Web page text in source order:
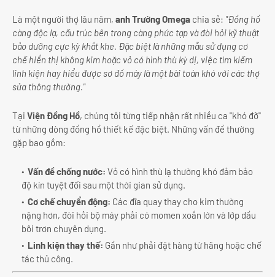
Là một người thợ lâu năm, anh Trường Omega chia sẻ: "Đồng hồ
càng độc lạ, cấu trúc bên trong càng phức tạp và đòi hỏi kỹ thuật
bảo dưỡng cực kỳ khắt khe. Đặc biệt là những mẫu sử dụng cơ
chế hiển thị không kim hoặc vỏ có hình thù kỳ dị, việc tìm kiếm
linh kiện hay hiểu được sơ đồ máy là một bài toán khó với các thợ
sửa thông thường."
Tại Viện Đồng Hồ, chúng tôi từng tiếp nhận rất nhiều ca "khó đỡ"
từ những dòng đồng hồ thiết kế đặc biệt. Những vấn đề thường
gặp bao gồm:
Vấn đề chống nước: Vỏ có hình thù lạ thường khó đảm bảo
độ kín tuyệt đối sau một thời gian sử dụng.
Cơ chế chuyển động: Các đĩa quay thay cho kim thường
nặng hơn, đòi hỏi bộ máy phải có momen xoắn lớn và lớp dầu
bôi trơn chuyên dụng.
Linh kiện thay thế: Gần như phải đặt hàng từ hãng hoặc chế
tác thủ công.